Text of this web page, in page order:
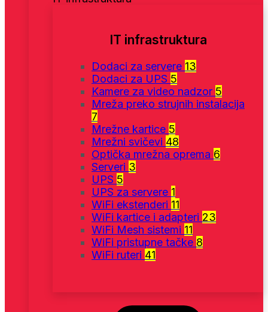
IT infrastruktura
Dodaci za servere 13
Dodaci za UPS 5
Kamere za video nadzor 5
Mreža preko strujnih instalacija
7
Mrežne kartice 5
Mrežni svičevi 48
Optička mrežna oprema 6
Serveri 3
UPS 5
UPS za servere 1
WiFi ekstenderi 11
WiFi kartice i adapteri 23
WiFi Mesh sistemi 11
WiFi pristupne tačke 8
WiFi ruteri 41